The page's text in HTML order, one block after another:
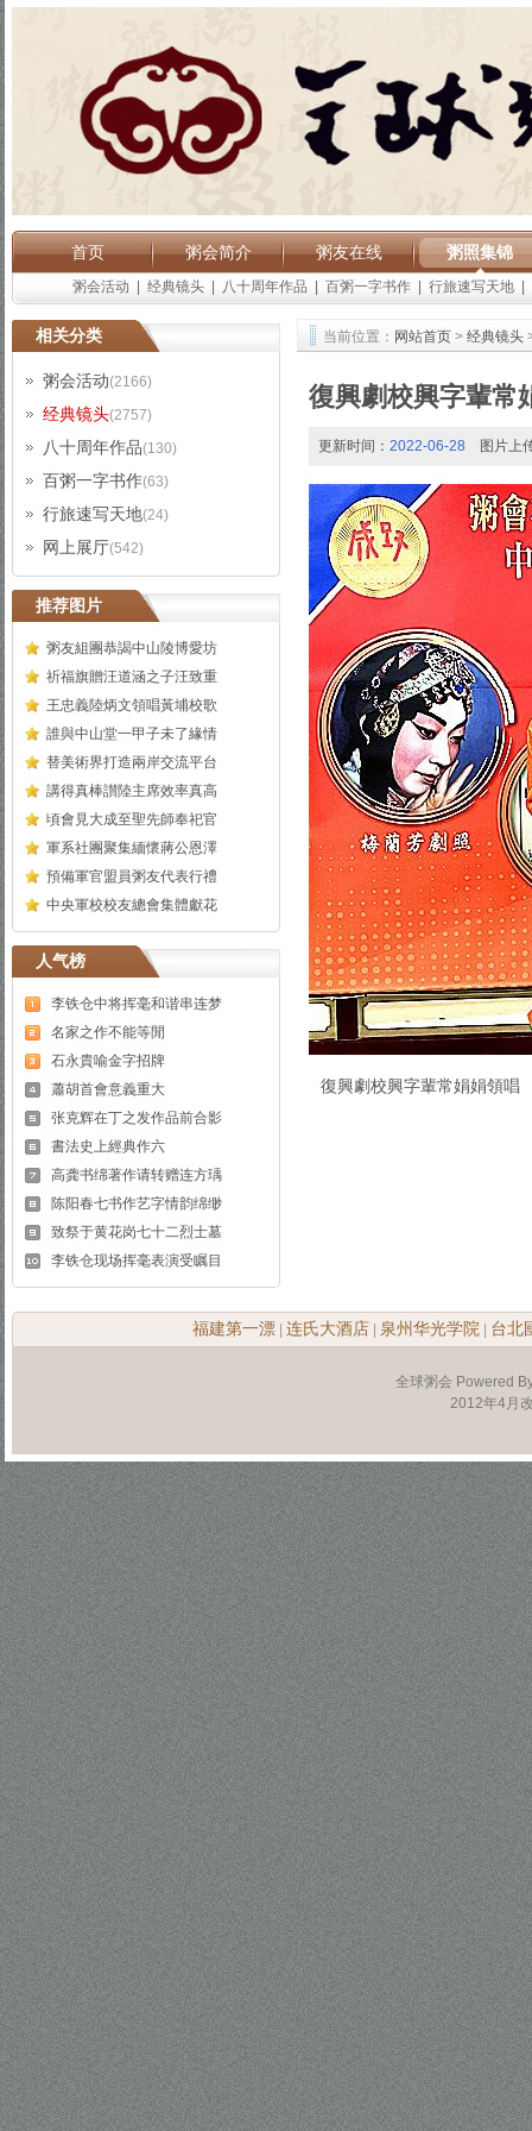
首页 粥会简介 粥友在线 粥照集锦
粥会活动 经典镜头 八十周年作品 百粥一字书作 行旅速写天地
相关分类
粥会活动(2166)
经典镜头(2757)
八十周年作品(130)
百粥一字书作(63)
行旅速写天地(24)
网上展厅(542)
推荐图片
粥友組團恭謁中山陵博愛坊
祈福旗贈汪道涵之子汪致重
王忠義陸炳文領唱黃埔校歌
誰與中山堂一甲子未了緣情
替美術界打造兩岸交流平台
講得真棒讃陸主席效率真高
頃會見大成至聖先師奉祀官
軍系社團聚集緬懷蔣公恩澤
預備軍官盟員粥友代表行禮
中央軍校校友總會集體獻花
人气榜
李铁仓中将挥毫和谐串连梦
名家之作不能等閒
石永貴喻金字招牌
蕭胡首會意義重大
张克辉在丁之发作品前合影
書法史上經典作六
高龚书绵著作请转赠连方瑀
陈阳春七书作艺字情韵绵缈
致祭于黄花岗七十二烈士墓
李铁仓现场挥毫表演受瞩目
当前位置： 网站首页 > 经典镜头
復興劇校興字輩常
更新时间： 2022-06-28 图片上
復興劇校興字輩常娟娟領唱
福建第一漂 连氏大酒店 泉州华光学院 台北
全球粥会 Powered
2012年4月